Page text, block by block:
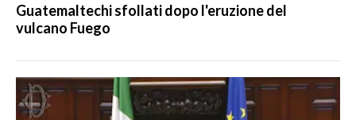
Guatemaltechi sfollati dopo l'eruzione del
vulcano Fuego